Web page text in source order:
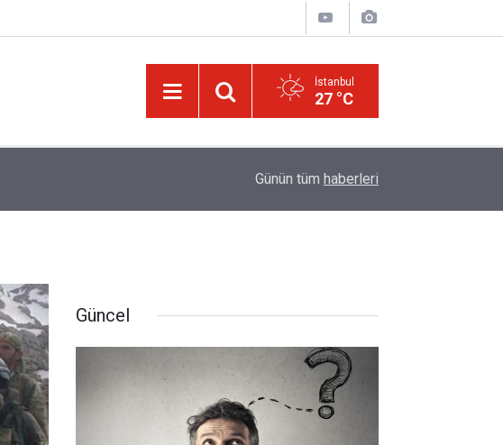
İstanbul
27 °C
Okullarında yapay zeka ile kopyaya karşı
Günün tüm haberleri
Güncel